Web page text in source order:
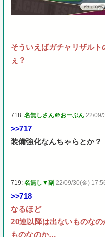
そういえばガチャリザル
ぇ？
718:名無しさん＠おーぷん 22/09/
>>717
装備強化なんちゃらとか？
719:名無し▼副 22/09/30(金)
>>718
なるほど
20連以降は出ないものな
ものなのか…